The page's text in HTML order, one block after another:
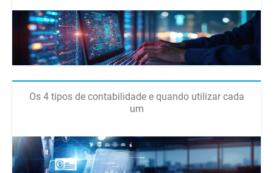
Os 4 tipos de contabilidade e quando utilizar cada
um